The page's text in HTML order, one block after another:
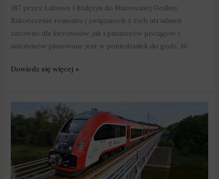
187 przez Łukowo i Białężyn do Murowanej Gośliny.
Zakończenie remontu i związanych z tych utrudnień
zarówno dla kierowców, jak i pasażerów pociągów i
autobusów planowane jest w poniedziałek do godz. 16.
Dowiedz się więcej »
niedzieli
na